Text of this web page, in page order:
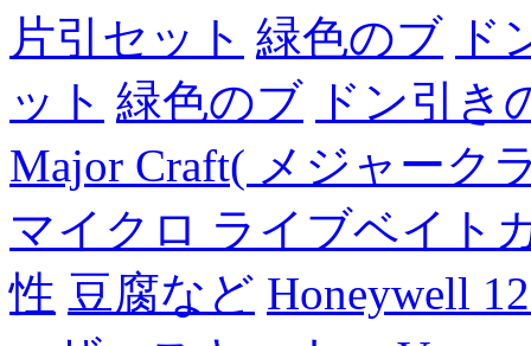
片引セット 緑色のブ ド
ット 緑色のブ ドン引き
Major Craft( メジャーク
マイクロ ライブベイト
性 豆腐など Honeywell